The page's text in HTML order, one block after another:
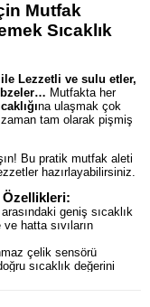
Mutfak
Sıcaklık
ile Lezzetli ve sulu etler,
Mutfakta her
na ulaşmak çok
tam olarak pişmiş
Bu pratik mutfak aleti
hazırlayabilirsiniz.
Özellikleri:
geniş sıcaklık
hatta sıvıların
çelik sensörü
sıcaklık değerini